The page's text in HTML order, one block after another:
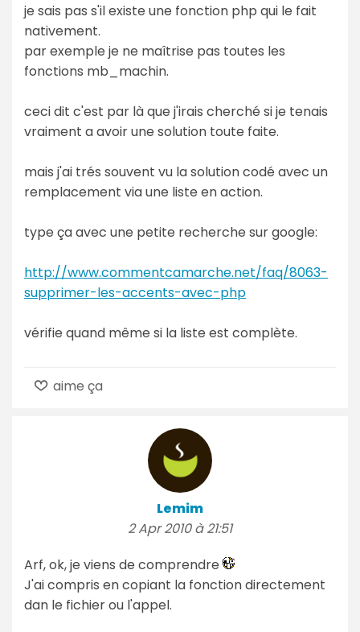
je sais pas s'il existe une fonction php qui le fait
nativement.
par exemple je ne maîtrise pas toutes les
fonctions mb_machin.
ceci dit c'est par là que j'irais cherché si je tenais
vraiment a avoir une solution toute faite.
mais j'ai trés souvent vu la solution codé avec un
remplacement via une liste en action.
type ça avec une petite recherche sur google:
http://www.commentcamarche.net/faq/8063-
supprimer-les-accents-avec-php
vérifie quand même si la liste est complète.
aime ça
Lemim
2 Apr 2010 à 21:51
Arf, ok, je viens de comprendre
J'ai compris en copiant la fonction directement
dan le fichier ou l'appel.